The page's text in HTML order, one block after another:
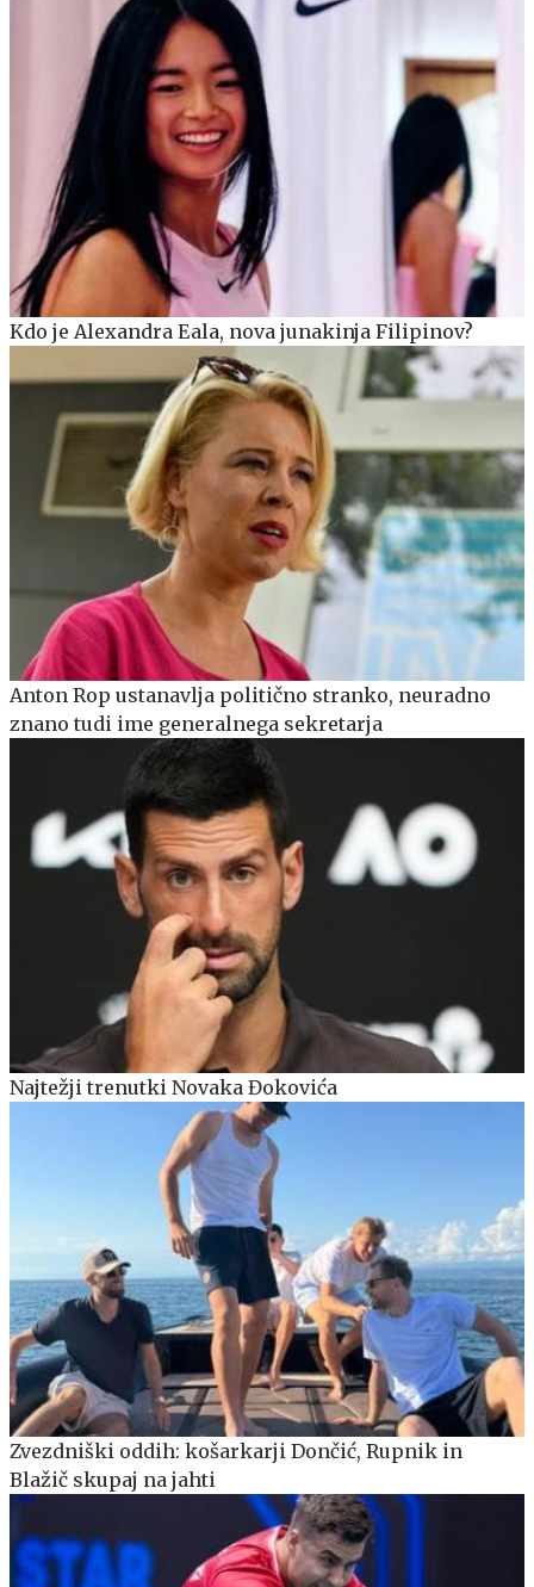
Kdo je Alexandra Eala, nova junakinja Filipinov?
Anton Rop ustanavlja politično stranko, neuradno
znano tudi ime generalnega sekretarja
Najtežji trenutki Novaka Đokovića
Zvezdniški oddih: košarkarji Dončić, Rupnik in
Blažič skupaj na jahti